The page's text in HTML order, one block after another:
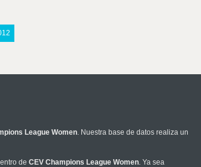
League Women. Nuestra base de datos realiza un
de CEV Champions League Women. Ya sea